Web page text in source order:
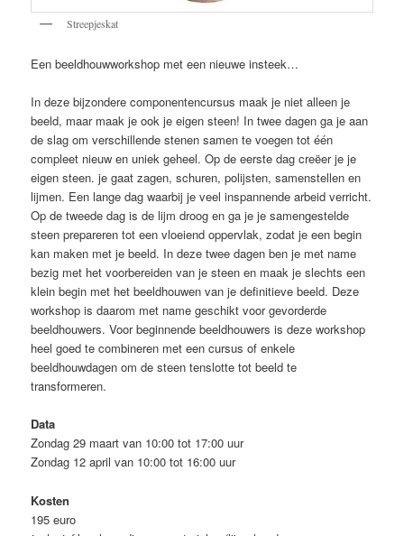
Streepjeskat
Een beeldhouwworkshop met een nieuwe insteek…
In deze bijzondere componentencursus maak je niet alleen je
beeld, maar maak je ook je eigen steen! In twee dagen ga je aan
de slag om verschillende stenen samen te voegen tot één
compleet nieuw en uniek geheel. Op de eerste dag creëer je je
eigen steen. je gaat zagen, schuren, polijsten, samenstellen en
lijmen. Een lange dag waarbij je veel inspannende arbeid verricht.
Op de tweede dag is de lijm droog en ga je je samengestelde
steen prepareren tot een vloeiend oppervlak, zodat je een begin
kan maken met je beeld. In deze twee dagen ben je met name
bezig met het voorbereiden van je steen en maak je slechts een
klein begin met het beeldhouwen van je definitieve beeld. Deze
workshop is daarom met name geschikt voor gevorderde
beeldhouwers. Voor beginnende beeldhouwers is deze workshop
heel goed te combineren met een cursus of enkele
beeldhouwdagen om de steen tenslotte tot beeld te
transformeren.
Data
Zondag 29 maart van 10:00 tot 17:00 uur
Zondag 12 april van 10:00 tot 16:00 uur
Kosten
195 euro